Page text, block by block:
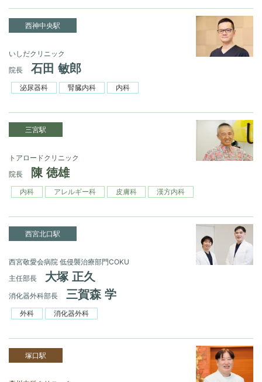
西神中央駅
いしだクリニック
院長
石田 敏郎
泌尿器科 腎臓内科 内科
三宮駅
トアロードクリニック
院長
陳 徳雄
内科 アレルギー科 皮膚科 漢方内科
西宮北口駅
西宮敬愛会病院 低侵襲治療部門COKU
主任部長
大塚 正久
消化器外科部長 三賀森 学
外科 消化器外科
塚口駅